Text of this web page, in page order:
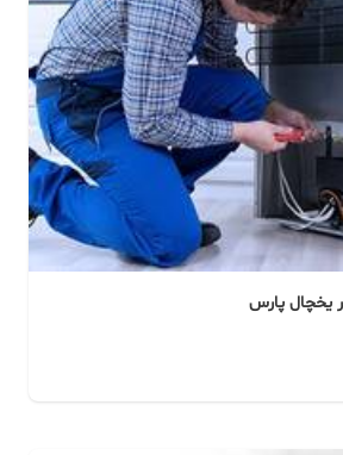
یخچال پارس